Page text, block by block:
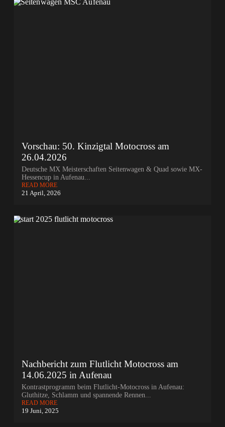
Vorschau: 50. Kinzigtal Motocross am
26.04.2026
Deutsche MX Meisterschaften Seitenwagen & Quad sowie MX-
Hessencup in Aufenau...
READ MORE
21 April, 2026
Nachbericht zum Flutlicht Motocross am
14.06.2025 in Aufenau
Kontrastprogramm beim Flutlicht-Motocross in Aufenau:
Gluthitze, Schlamm und spannende Rennen...
READ MORE
19 Juni, 2025